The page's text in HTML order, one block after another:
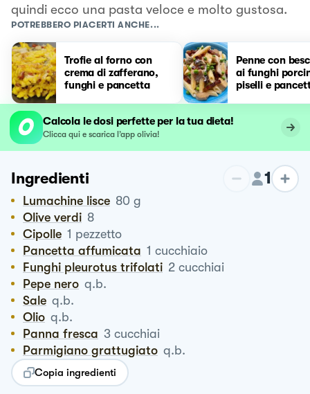
quindi ecco una pasta veloce e molto gustosa.
POTREBBERO PIACERTI ANCHE...
Trofie al forno con
crema di zafferano,
funghi e pancetta
Penne con
ai funghi
piselli e
Calcola le dosi perfette per la tua dieta!
Clicca qui e scarica l’app olivia!
Ingredienti 1
Lumachine lisce 80 g
Olive verdi 8
Cipolle 1 pezzetto
Pancetta affumicata 1 cucchiaio
Funghi pleurotus trifolati 2 cucchiai
Pepe nero q.b.
Sale q.b.
Olio q.b.
Panna fresca 3 cucchiai
Parmigiano grattugiato q.b.
Copia ingredienti